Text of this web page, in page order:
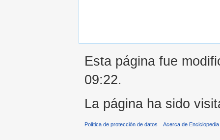
Esta página fue
09:22.
La página ha sido
Política de protección de datos Acerca de